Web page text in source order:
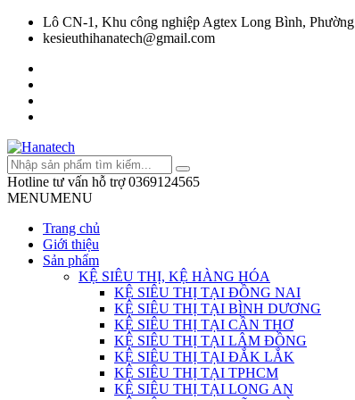
Lô CN-1, Khu công nghiệp Agtex Long Bình,
kesieuthihanatech@gmail.com
Hotline tư vấn hỗ trợ 0369124565
MENUMENU
Trang chủ
Giới thiệu
Sản phẩm
KỆ SIÊU THỊ, KỆ HÀNG HÓA
KỆ SIÊU THỊ TẠI ĐỒNG NAI
KỆ SIÊU THỊ TẠI BÌNH DƯƠNG
KỆ SIÊU THỊ TẠI CẦN THƠ
KỆ SIÊU THỊ TẠI LÂM ĐỒNG
KỆ SIÊU THỊ TẠI ĐẮK LẮK
KỆ SIÊU THỊ TẠI TPHCM
KỆ SIÊU THỊ TẠI LONG AN